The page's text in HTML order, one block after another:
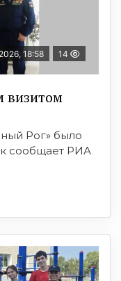
18:58 14
визитом
Рог» было
сообщает РИА